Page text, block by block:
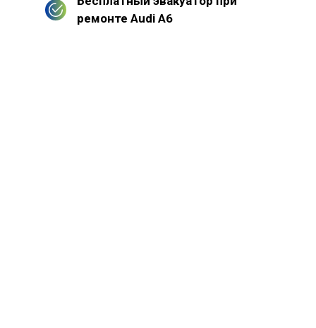
ремонте Audi A6